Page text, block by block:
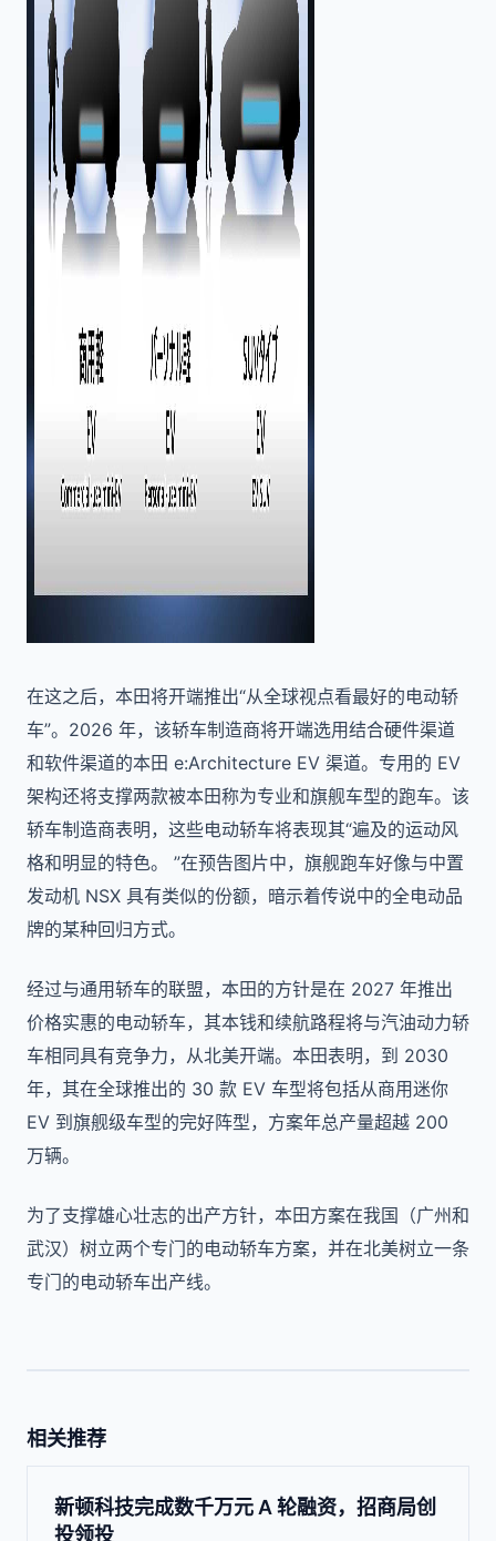
在这之后，本田将开端推出“从全球视点看最好的电动轿
车”。2026 年，该轿车制造商将开端选用结合硬件渠道
和软件渠道的本田 e:Architecture EV 渠道。专用的 EV
架构还将支撑两款被本田称为专业和旗舰车型的跑车。该
轿车制造商表明，这些电动轿车将表现其“遍及的运动风
格和明显的特色。 ”在预告图片中，旗舰跑车好像与中置
发动机 NSX 具有类似的份额，暗示着传说中的全电动品
牌的某种回归方式。
经过与通用轿车的联盟，本田的方针是在 2027 年推出
价格实惠的电动轿车，其本钱和续航路程将与汽油动力轿
车相同具有竞争力，从北美开端。本田表明，到 2030
年，其在全球推出的 30 款 EV 车型将包括从商用迷你
EV 到旗舰级车型的完好阵型，方案年总产量超越 200
万辆。
为了支撑雄心壮志的出产方针，本田方案在我国（广州和
武汉）树立两个专门的电动轿车方案，并在北美树立一条
专门的电动轿车出产线。
相关推荐
新顿科技完成数千万元 A 轮融资，招商局创
投领投